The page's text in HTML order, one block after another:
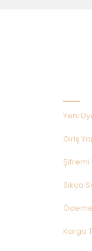
Yeni
Giriş
Şifremi
Sıkça
Kargo